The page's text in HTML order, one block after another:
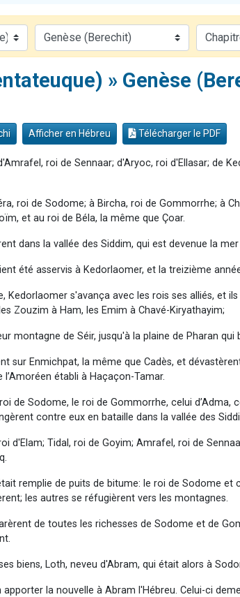
» Genèse
Afficher en Hébreu Télécharger le PDF
roi de Sennaar; d'Aryoc, roi d'Ellasar; de
roi de Sodome; à Bircha, roi de Gommorrhe; à
et au roi de Béla, la même que Çoar.
dans la vallée des Siddim, qui est devenue la mer
été asservis à Kedorlaomer, et la treizième
Kedorlaomer s'avança avec les rois ses alliés, et
Zouzim à Ham, les Emim à Chavé-Kiryathayim;
montagne de Séir, jusqu'à la plaine de Pharan qui
sur Enmichpat, la même que Cadès, et
l’Amoréen établi à Haçaçon-Tamar.
de Sodome, le roi de Gommorrhe, celui d’Adma,
contre eux en bataille dans la vallée des
d'Elam; Tidal, roi de Goyim; Amrafel, roi de
remplie de puits de bitume: le roi de Sodome et
les autres se réfugièrent vers les montagnes.
de toutes les richesses de Sodome et de
biens, Loth, neveu d'Abram, qui était alors à
apporter la nouvelle à Abram l'Hébreu. Celui-ci